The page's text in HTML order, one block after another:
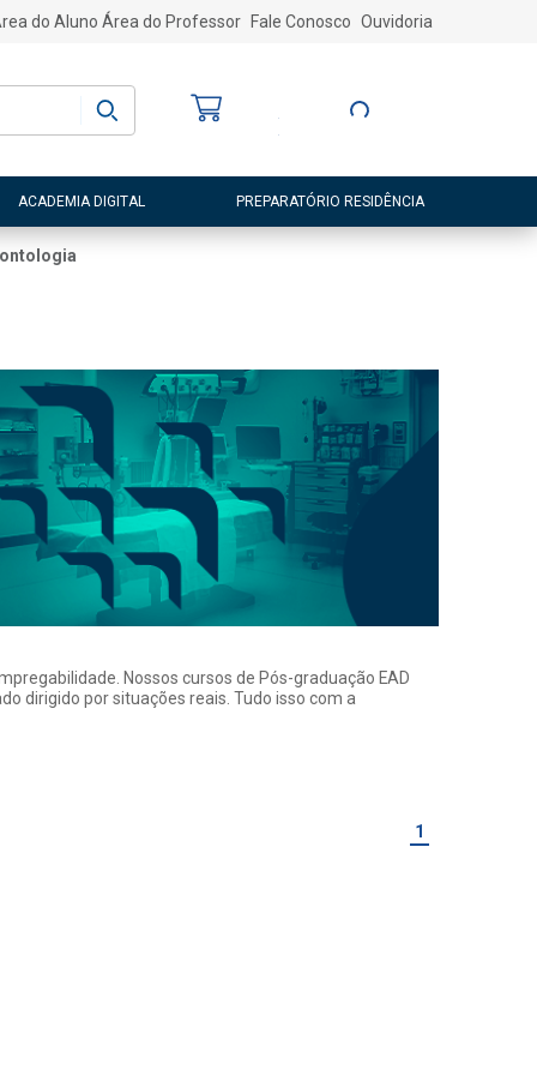
do Aluno Área do Professor Fale Conosco Ouvidoria
Entre ou Cadastre-
ACADEMIA DIGITAL PREPARATÓRIO RESIDÊNCIA
Nossos cursos de Pós-graduação EAD
dirigido por situações reais. Tudo isso com a
1